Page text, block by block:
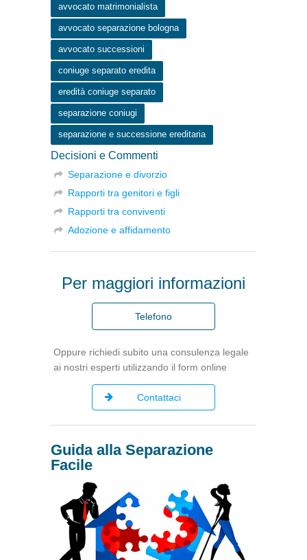
avvocato matrimonialista
avvocato separazione bologna
avvocato successioni
coniuge separato eredita
eredità coniuge separato
separazione coniugi
separazione e successione ereditaria
Decisioni e Commenti
Separazione e divorzio
Rapporti tra genitori e figli
Rapporti tra conviventi
Adozione e affidamento
Per maggiori informazioni
Telefono
Oppure richiedi subito una consulenza legale
ai nostri esperti utilizzando il form online
Contattaci
Guida alla Separazione
Facile